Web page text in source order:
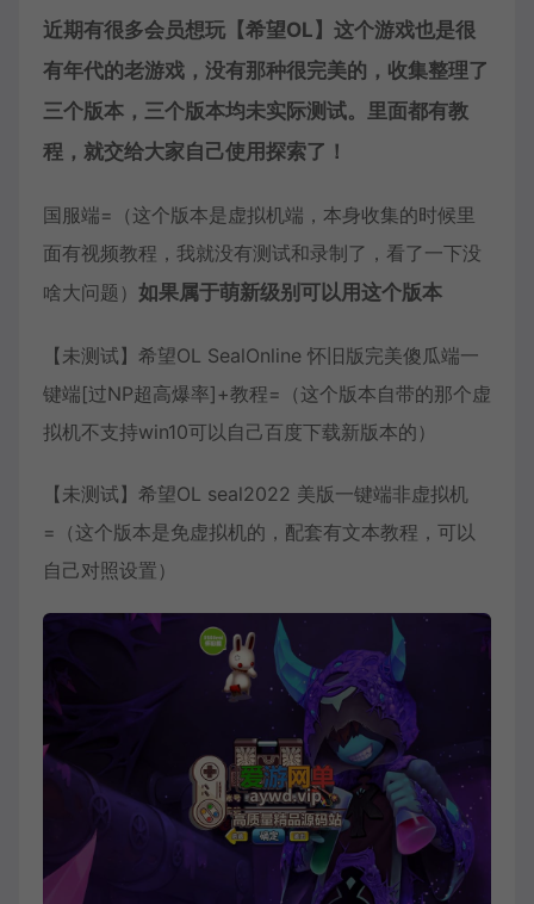
近期有很多会员想玩【希望OL 】这个游戏也是很
有年代的老游戏，没有那种很完美的，收集整理了
三个版本，三个版本均未实际测试。里面都有教
程，就交给大家自己使用探索了！
国服端=（这个版本是虚拟机端，本身收集的时候里
面有视频教程，我就没有测试和录制了，看了一下没
啥大问题） 如果属于萌新级别可以用这个版本
【未测试】 希望OL SealOnline 怀旧版完美傻瓜端一
键端[过NP超高爆率]+教程=（这个版本自带的那个虚
拟机不支持win10可以自己百度下载新版本的）
【未测试】希望OL seal2022 美版一键端非虚拟机
=（这个版本是免虚拟机的，配套有文本教程，可以
自己对照设置）